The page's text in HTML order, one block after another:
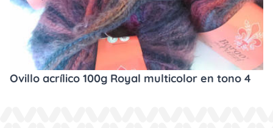
Ovillo acrílico 100g Royal multicolor en tono 4